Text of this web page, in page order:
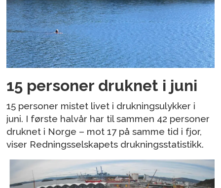
15 personer druknet i juni
15 personer mistet livet i drukningsulykker i
juni. I første halvår har til sammen 42 personer
druknet i Norge – mot 17 på samme tid i fjor,
viser Redningsselskapets drukningsstatistikk.